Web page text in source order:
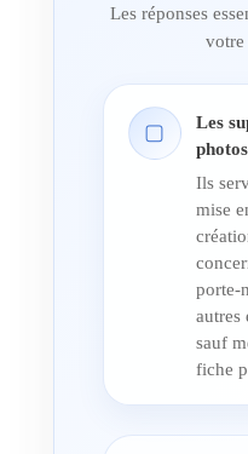
Les réponses
votre
▢
Les
Ils
mise
porte-
autres
sauf
fiche